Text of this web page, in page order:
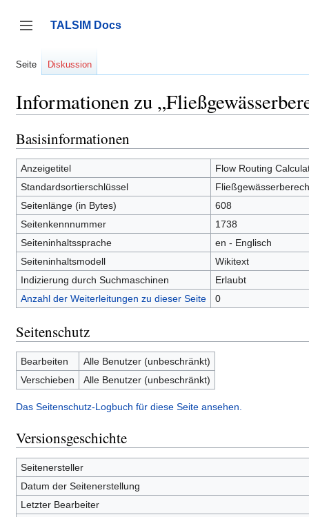
springen
Seitenleiste umschalten
TALSIM Docs
Seite Diskussion
Informationen zu
Basisinformationen
Anzeigetitel
Flow Routing
Standardsortierschlüssel
Seitenlänge (in Bytes)
608
Seitenkennnummer
1738
Seiteninhaltssprache
en - Englisch
Seiteninhaltsmodell
Wikitext
Indizierung durch Suchmaschinen
Erlaubt
Anzahl der Weiterleitungen zu dieser Seite
0
Seitenschutz
Bearbeiten
Alle Benutzer (unbeschränkt)
Verschieben
Alle Benutzer (unbeschränkt)
Das Seitenschutz-Logbuch für diese Seite ansehen.
Versionsgeschichte
Seitenersteller
Datum der Seitenerstellung
Letzter Bearbeiter